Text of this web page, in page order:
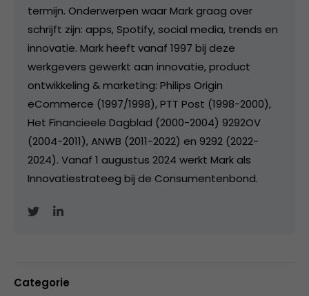
termijn. Onderwerpen waar Mark graag over
schrijft zijn: apps, Spotify, social media, trends en
innovatie. Mark heeft vanaf 1997 bij deze
werkgevers gewerkt aan innovatie, product
ontwikkeling & marketing: Philips Origin
eCommerce (1997/1998), PTT Post (1998-2000),
Het Financieele Dagblad (2000-2004) 9292OV
(2004-2011), ANWB (2011-2022) en 9292 (2022-
2024). Vanaf 1 augustus 2024 werkt Mark als
Innovatiestrateeg bij de Consumentenbond.
Categorie